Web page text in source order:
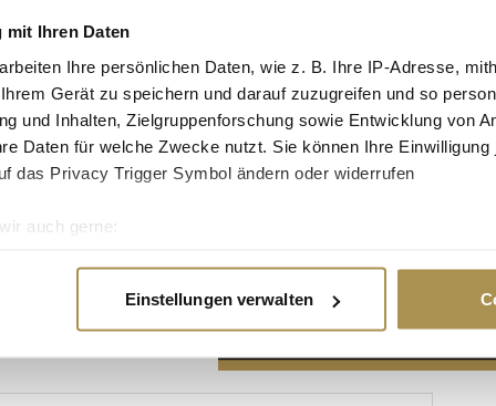
mit Ihren Daten
Ihre persönlichen Daten, wie z. B. Ihre IP-Adresse,
Gerät zu speichern und darauf zuzugreifen und so
und Inhalten, Zielgruppenforschung sowie Entwicklung von
Daten für welche Zwecke nutzt. Sie können Ihre
das Privacy Trigger Symbol ändern oder widerrufen
auch gerne:
Ihre persönlichen Daten verarbeitet werden, und legen Sie Ihre
und Anzeigen zu personalisieren, Funktionen für soziale
Einstellungen verwalten
Advertisement